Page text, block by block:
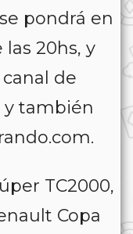
pondrá en
20hs, y
de
y también
TC2000,
Copa